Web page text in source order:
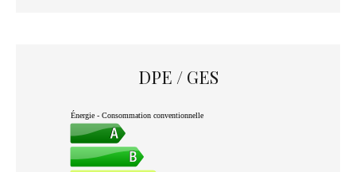
DPE / GES
Énergie - Consommation conventionnelle